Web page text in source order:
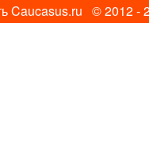
Ущелье
Caucasus.ru © 2012 -